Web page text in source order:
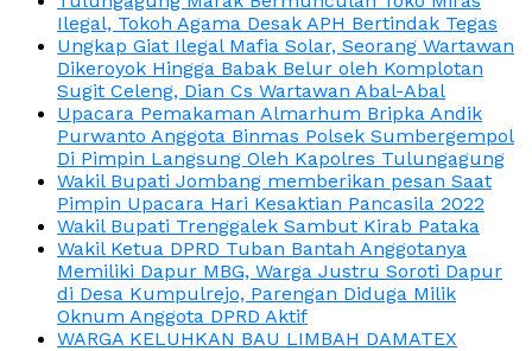
Ilegal, Tokoh Agama Desak APH Bertindak Tegas
Ungkap Giat Ilegal Mafia Solar, Seorang Wartawan
Dikeroyok Hingga Babak Belur oleh Komplotan
Sugit Celeng, Dian Cs Wartawan Abal-Abal
Upacara Pemakaman Almarhum Bripka Andik
Purwanto Anggota Binmas Polsek Sumbergempol
Di Pimpin Langsung Oleh Kapolres Tulungagung
Wakil Bupati Jombang memberikan pesan Saat
Pimpin Upacara Hari Kesaktian Pancasila 2022
Wakil Bupati Trenggalek Sambut Kirab Pataka
Wakil Ketua DPRD Tuban Bantah Anggotanya
Memiliki Dapur MBG, Warga Justru Soroti Dapur
di Desa Kumpulrejo, Parengan Diduga Milik
Oknum Anggota DPRD Aktif
WARGA KELUHKAN BAU LIMBAH DAMATEX